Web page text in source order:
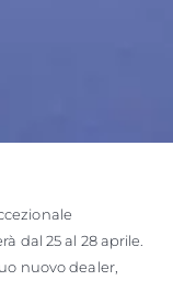
dal 25 al 28 aprile.
nuovo dealer,